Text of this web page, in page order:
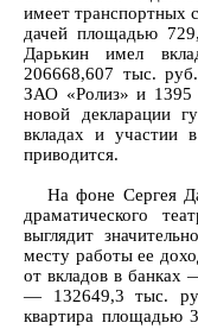
имеет транспортных
дачей площадью
Дарькин имел
206668,607 тыс.
ЗАО «Ролиз» и 1395
новой декларации
вкладах и участии
приводится.
На фоне Сергея
драматического
выглядит
месту работы ее
от вкладов в
— 132649,3 тыс.
квартира площадью